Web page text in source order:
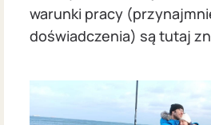
warunki pracy
doświadczenia) są tutaj